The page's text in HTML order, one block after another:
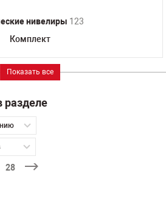
нивелиры 123
Комплект
Показать все
разделе
28